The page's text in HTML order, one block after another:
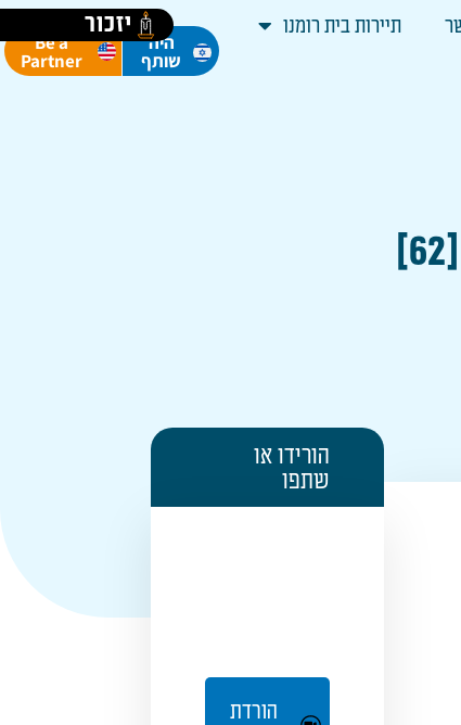
יזכור תיירות בית רומנו
היה
שותף
Be a
Partner
הורידו או
שתפו
הורדת